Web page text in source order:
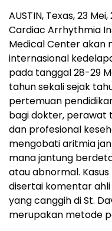
AUSTIN, Texas,23 Mei,
Cardiac Arrhythmia
Medical Center akan
internasional
pada tanggal 28-29
tahun sekali sejak
pertemuan
bagi dokter,
dan profesional
mengobati aritmia
mana jantung
atau abnormal.
disertai komentar
yang canggih di St.
merupakan metode